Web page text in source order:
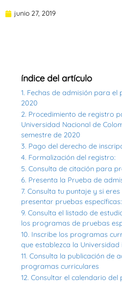
junio 27, 2019
índice del artículo
1. Fechas de admisión para
2020
2. Procedimiento de registro
Universidad Nacional de
semestre de 2020
3. Pago del derecho de
4. Formalización del registro:
5. Consulta de citación para
6. Presenta la Prueba de
7. Consulta tu puntaje y si
presentar pruebas específicas:
9. Consulta el listado de
los programas de pruebas
10. Inscribe los programas
que establezca la Universidad
11. Consulta la publicación de
programas curriculares
12. Consultar el calendario